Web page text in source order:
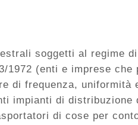
soggetti al regime
1972 (enti e imprese
di frequenza, uniformità
impianti di distribuzione
di cose per